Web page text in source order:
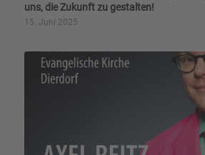
uns, die Zukunft zu gestalten!
15. Juni 2025